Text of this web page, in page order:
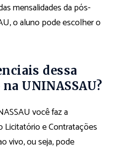
mensalidades da pós-
o aluno pode escolher o
dessa
UNINASSAU?
você faz a
Licitatório e Contratações
vivo, ou seja, pode